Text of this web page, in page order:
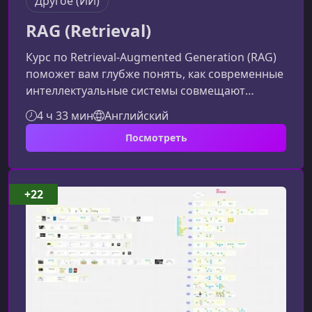
RAG (Retrieval)
Курс по Retrieval-Augmented Generation (RAG)
поможет вам глубже понять, как современные
интеллектуальные системы совмещают
механизмы поиска и генерации текста. Вы
узнаете, как оптимизировать поиск данных,
повысить точность ответов моделей и
такое RAG и зачем оно нужноRetrieval-
Augmented Generation — подход, который
объединяет генеративные модели и
специальные поисковые механизмы.
Благодаря этому ответы
4 ч 33 мин Английский
Посмотреть
+22